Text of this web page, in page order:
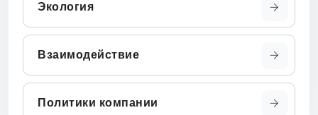
Экология
Взаимодействие
Политики компании